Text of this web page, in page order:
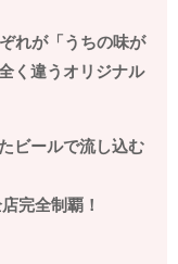
れが「うちの味が
く違うオリジナル
ビールで流し込む
完全制覇！